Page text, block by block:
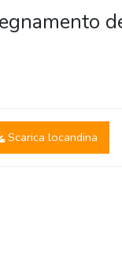
Scarica locandina